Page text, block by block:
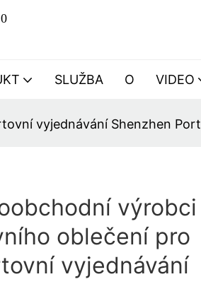
SLUŽBA O VIDEO
vyjednávání Shenzhen Port
výrobci
oblečení pro
vyjednávání